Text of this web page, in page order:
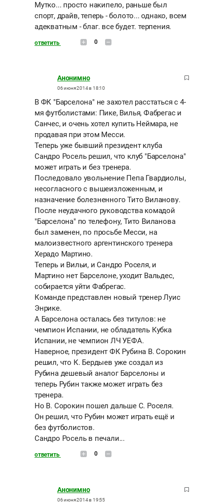
Мутко... просто накипело, раньше был
спорт, драйв, теперь - болото... однако, всем
адекватным - благ. все будет. терпения.
ответить 0
Анонимно
06 июня 2014 в 18:10
В ФК "Барселона" не захотел расстаться с 4-
мя футболистами: Пике, Вилья, Фабрегас и
Санчес, и очень хотел купить Неймара, не
продавая при этом Месси.
Теперь уже бывший президент клуба
Сандро Росель решил, что клуб "Барселона"
может играть и без тренера.
Последовало увольнение Пепа Гвардиолы,
несогласного с вышеизложенным, и
назначение болезненного Тито Виланову.
После неудачного руководства комадой
"Барселона" по телефону, Тито Виланова
был заменен, по просьбе Месси, на
малоизвестного аргентинского тренера
Херадо Мартино.
Теперь и Вильи, и Сандро Роселя, и
Мартино нет Барселоне, уходит Вальдес,
собирается уйти Фабрегас.
Команде представлен новый тренер Луис
Энрике.
А Барселона осталась без титулов: не
чемпион Испании, не обладатель Кубка
Испании, не чемпион ЛЧ УЕФА.
Наверное, президент ФК Рубина В. Сорокин
решил, что К. Бердыев уже создал из
Рубина дешевый аналог Барселоны и
теперь Рубин также может играть без
тренера.
Но В. Сорокин пошел дальше С. Роселя.
Он решил, что Рубин может играть ещё и
без футболистов.
Сандро Росель в печали...
ответить 0
Анонимно
06 июня 2014 в 19:55